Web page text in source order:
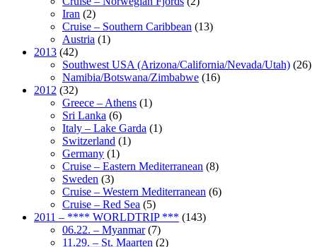
Iran (2)
Cruise – Southern Caribbean (13)
Austria (1)
2013 (42)
Southwest USA (Arizona/California/Nevada/Utah) (26)
Namibia/Botswana/Zimbabwe (16)
2012 (32)
Greece – Athens (1)
Sri Lanka (6)
Italy – Lake Garda (1)
Switzerland (1)
Germany (1)
Cruise – Eastern Mediterranean (8)
Sweden (3)
Cruise – Western Mediterranean (6)
Cruise – Red Sea (5)
2011 – **** WORLDTRIP *** (143)
06.22. – Myanmar(7)
11.29. – St. Maarten (2)